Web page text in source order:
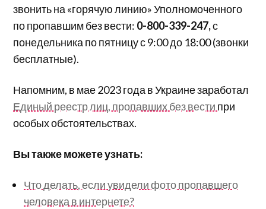
звонить на «горячую линию» Уполномоченного
по пропавшим без вести: 0-800-339-247,с
понедельника по пятницу с 9:00 до 18:00 (звонки
бесплатные).
Напомним, в мае 2023 года в Украине заработал
Единый реестр лиц, пропавших без вести при
особых обстоятельствах.
Вы также можете узнать:
Что делать, если увидели фото пропавшего
человека в интернете?